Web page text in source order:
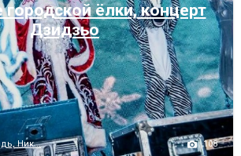
ёлки, концерт
Дзидзьо
Ник... 108